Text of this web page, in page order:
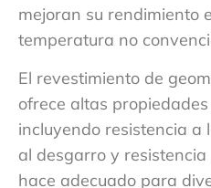
mejoran su rendimiento
temperatura no
El revestimiento de
ofrece altas
incluyendo resistencia a
al desgarro y
hace adecuado para